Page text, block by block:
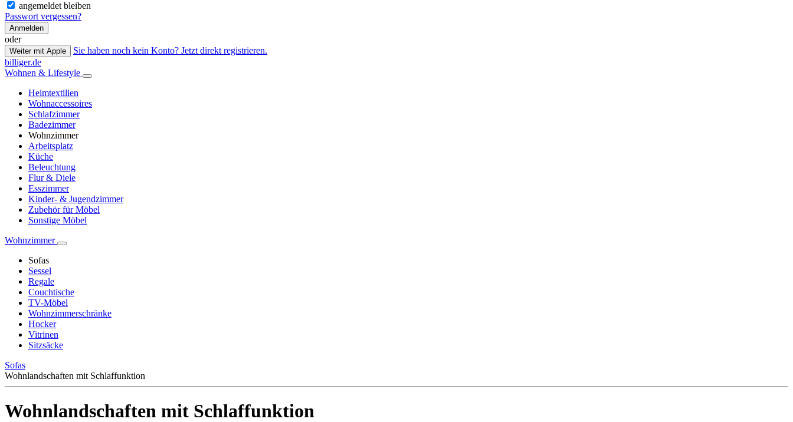
angemeldet bleiben
Passwort vergessen?
Anmelden
oder
Weiter mit Apple
Sie haben noch kein Konto? Jetzt direkt registrieren.
billiger.de
Wohnen & Lifestyle
Heimtextilien
Wohnaccessoires
Schlafzimmer
Badezimmer
Wohnzimmer
Arbeitsplatz
Küche
Beleuchtung
Flur & Diele
Esszimmer
Kinder- & Jugendzimmer
Zubehör für Möbel
Sonstige Möbel
Wohnzimmer
Sofas
Sessel
Regale
Couchtische
TV-Möbel
Wohnzimmerschränke
Hocker
Vitrinen
Sitzsäcke
Sofas
Wohnlandschaften mit Schlaffunktion
Wohnlandschaften mit Schlaffunktion